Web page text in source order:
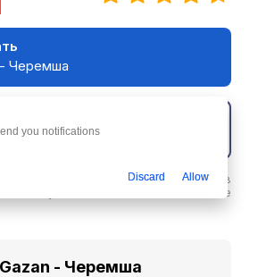
Черемша
трек
песню Gazan - Черемша в
или слушайте ее бесплатнов любое
- Черемша
you notifications
Discard Allow